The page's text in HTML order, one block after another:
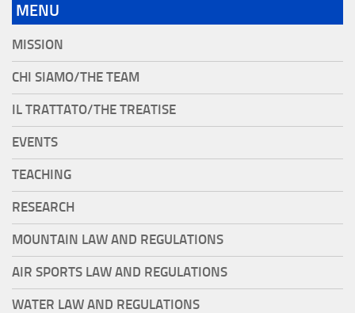
MENU
MISSION
CHI SIAMO/THE TEAM
IL TRATTATO/THE TREATISE
EVENTS
TEACHING
RESEARCH
MOUNTAIN LAW AND REGULATIONS
AIR SPORTS LAW AND REGULATIONS
WATER LAW AND REGULATIONS